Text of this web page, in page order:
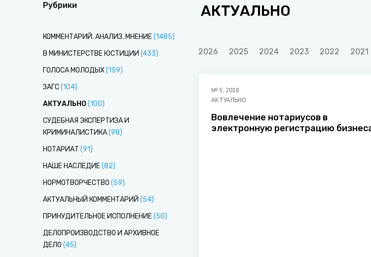
Рубрики АКТУАЛЬНО
КОММЕНТАРИЙ. АНАЛИЗ. МНЕНИЕ(1485)
В МИНИСТЕРСТВЕ ЮСТИЦИИ (433)
ГОЛОСА МОЛОДЫХ(159)
ЗАГС(104)
АКТУАЛЬНО(100)
СУДЕБНАЯ ЭКСПЕРТИЗА И
КРИМИНАЛИСТИКА(98)
НОТАРИАТ (91)
НАШЕ НАСЛЕДИЕ(82)
НОРМОТВОРЧЕСТВО (59)
АКТУАЛЬНЫЙ КОММЕНТАРИЙ (54)
ПРИНУДИТЕЛЬНОЕ ИСПОЛНЕНИЕ(50)
ДЕЛОПРОИЗВОДСТВО И АРХИВНОЕ
ДЕЛО (45)
2026 2025 2024 2023 2022 2021
№ 5, 2018
АКТУАЛЬНО
Вовлечение нотариусов в
электронную регистрацию